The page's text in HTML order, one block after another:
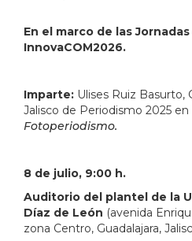
En el marco de las
InnovaCOM2026.
Imparte: Ulises Ruiz Basurto,
Jalisco de Periodismo 2025
Fotoperiodismo.
8 de julio, 9:00 h.
Auditorio del plantel de la
Díaz de León (avenida
zona Centro, Guadalajara,